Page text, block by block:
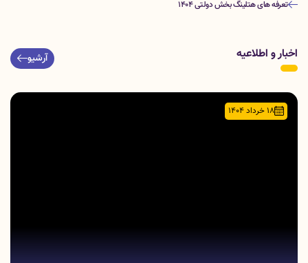
تعرفه های هتلینگ بخش دولتی 1404
اخبار و اطلاعیه آرشیو
18 خرداد 1404